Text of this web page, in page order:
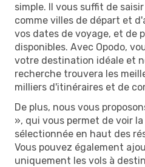
simple. Il vous suffit de
comme villes de départ et
vos dates de voyage, et de
disponibles. Avec Opodo,
votre destination idéale et
recherche trouvera les
milliers d'itinéraires et de
De plus, nous vous
», qui vous permet de voir
sélectionnée en haut des
Vous pouvez également
uniquement les vols à